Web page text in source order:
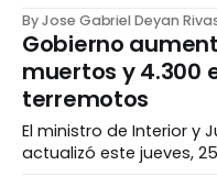
barrera de los 6 mil. 🔸 Reporte del 03/08/2026 ▫️Muertos:
6.125 ▫️Personas atendidas en hospitales: 60.992
▫️Escombros
By Jose Gabriel Deyan
Gobierno
muertos y 4.300
terremotos
El ministro de Interior y
actualizó este jueves,